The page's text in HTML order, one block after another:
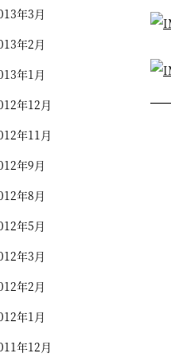
年3月
年2月
年1月
年12月
年11月
年9月
年8月
年5月
年3月
年2月
年1月
年12月